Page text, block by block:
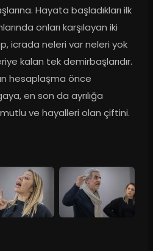
Hayata başladıkları ilk
onları karşılayan iki
icrada neleri var neleri yok
kalan tek demirbaşlarıdır.
hesaplaşma önce
en son da ayrılığa
ve hayalleri olan çiftini.